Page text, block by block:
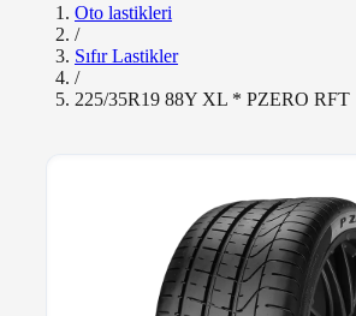
Oto lastikleri
/
Sıfır Lastikler
/
225/35R19 88Y XL * PZERO RFT